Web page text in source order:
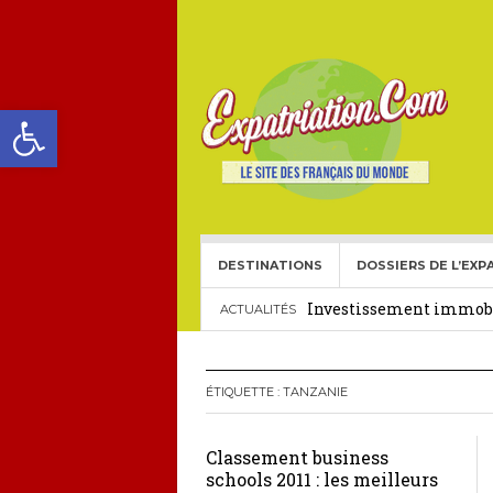
Ouvrir la barre d’outils
DESTINATIONS DOSSIERS DE
ACTUALITÉS
Choisir une école
Investissement
Crédit Immobilier pour
Le visa américain Gold
Héritage pour Français
ÉTIQUETTE : TANZANIE
Classement business
schools 2011 : les meilleurs